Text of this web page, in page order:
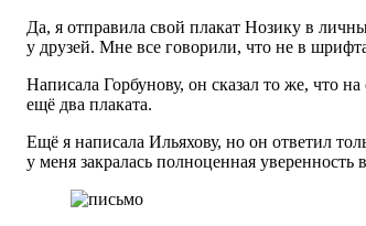
Да, я отправила свой плакат Нозику в
у друзей. Мне все говорили, что не в
Написала Горбунову, он сказал то же, что
ещё два плаката.
Ещё я написала Ильяхову, но он ответил
у меня закралась полноценная